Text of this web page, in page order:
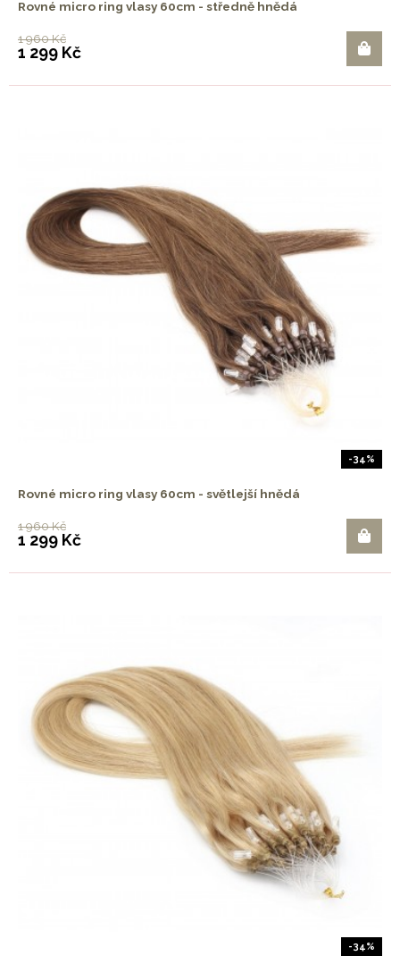
Rovné micro ring vlasy 60cm - středně hnědá
1 960 Kč
1 299 Kč
-34%
Rovné micro ring vlasy 60cm - světlejší hnědá
1 960 Kč
1 299 Kč
-34%